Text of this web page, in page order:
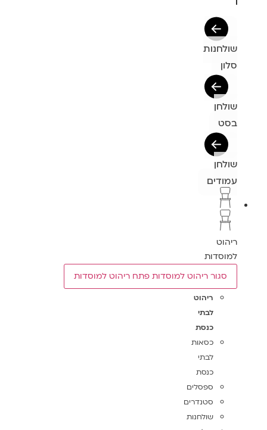
שולחנות
סלון
שולחן
בסט
שולחן
עמודים
ריהוט
למוסדות
סגור ריהוט למוסדות פתח ריהוט למוסדות
ריהוט
לבתי
כנסת
כסאות
לבתי
כנסת
ספסלים
סטנדרים
שולחנות